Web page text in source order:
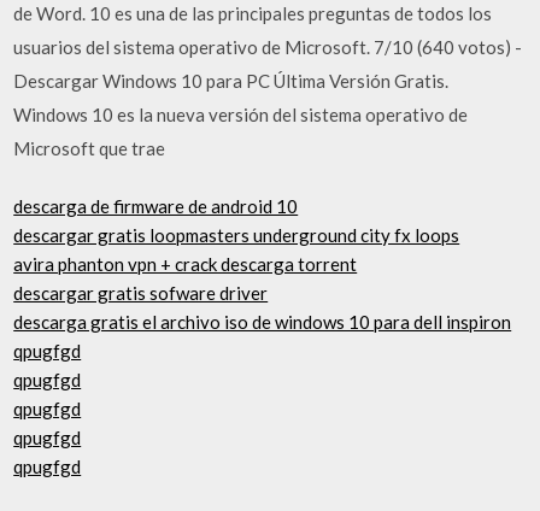
de Word. 10 es una de las principales preguntas de todos los
usuarios del sistema operativo de Microsoft. 7/10 (640 votos) -
Descargar Windows 10 para PC Última Versión Gratis.
Windows 10 es la nueva versión del sistema operativo de
Microsoft que trae
descarga de firmware de android 10
descargar gratis loopmasters underground city fx loops
avira phanton vpn + crack descarga torrent
descargar gratis sofware driver
descarga gratis el archivo iso de windows 10 para dell inspiron
qpugfgd
qpugfgd
qpugfgd
qpugfgd
qpugfgd